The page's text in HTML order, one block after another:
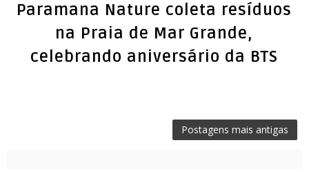
Paramana Nature coleta resíduos
na Praia de Mar Grande,
celebrando aniversário da BTS
Postagens mais antigas